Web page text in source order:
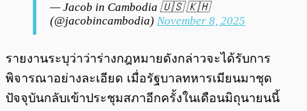
— Jacob in Cambodia 🇺🇸 🇰🇭
(@jacobincambodia) November 8, 2025
รายงานระบุว่าว่าร่างกฎหมายดังกล่าวจะได้รับการ
พิจารณาอย่างละเอียด เมื่อรัฐบาลทหารเมียนมาชุด
ปัจจุบันกลับเข้าประชุมสภาอีกครั้งในเดือนมิถุนายนนี้